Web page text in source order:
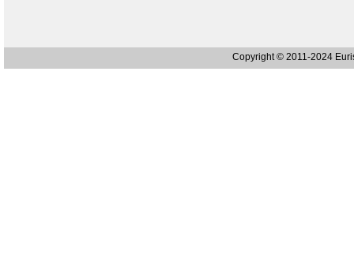
Copyright © 2011-2024